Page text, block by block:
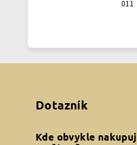
011
Dotazník
Kde obvykle